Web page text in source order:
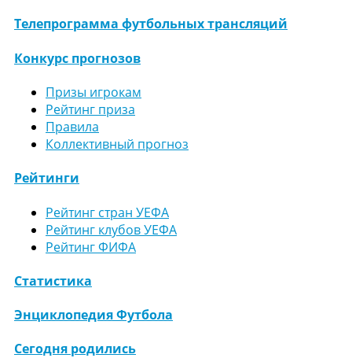
Телепрограмма футбольных трансляций
Конкурс прогнозов
Призы игрокам
Рейтинг приза
Правила
Коллективный прогноз
Рейтинги
Рейтинг стран УЕФА
Рейтинг клубов УЕФА
Рейтинг ФИФА
Статистика
Энциклопедия Футбола
Сегодня родились